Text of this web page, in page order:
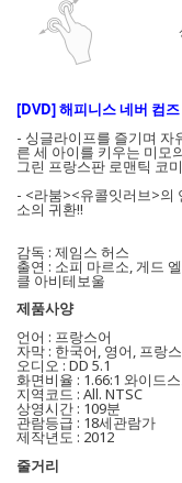
[DVD] 해피니스 네버 컴
- 싱글라이프를 즐기며 자
른 세 아이를 키우는 미모
그린 프랑스판 로맨틱 코
- <라붐><유콜잇러브>의
소의 귀환!!
감독 : 제임스 허스
출연 : 소피 마르소, 게드
클 아비테보울
제품사양
언어 : 프랑스어
자막 : 한국어, 영어, 프랑
오디오 : DD 5.1
화면비율 : 1.66:1 와이드
지역코드 : All. NTSC
상영시간 : 109분
관람등급 : 18세관람가
제작년도 : 2012
줄거리